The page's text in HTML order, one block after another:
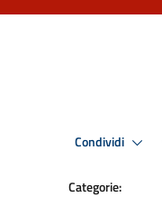
Condividi
Categorie: